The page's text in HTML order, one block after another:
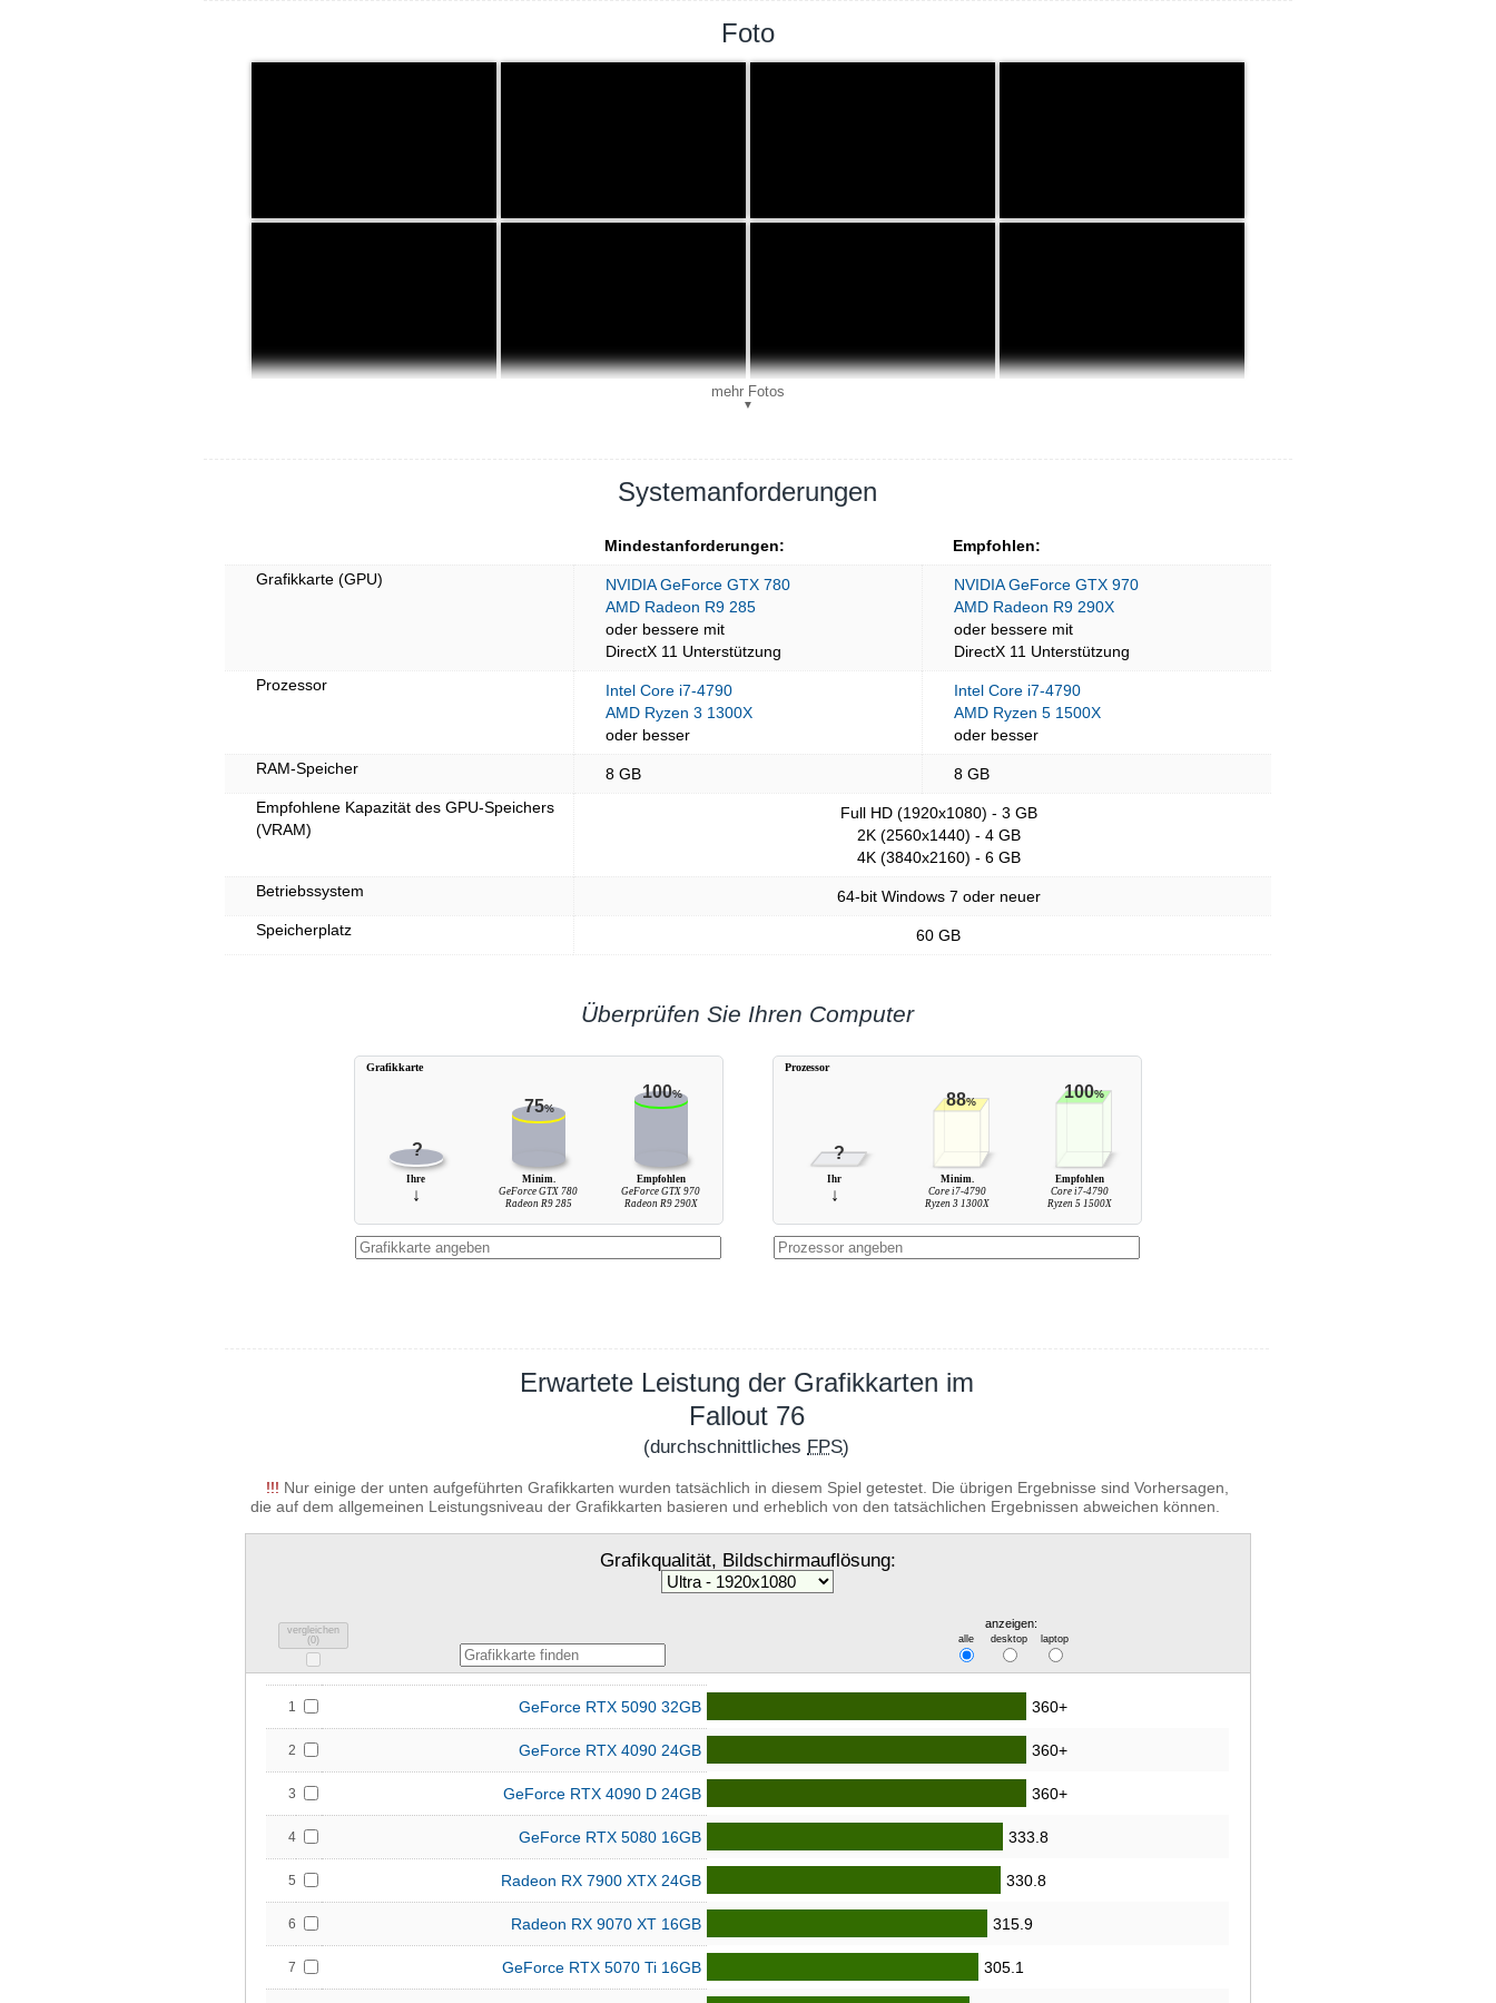
Foto
mehr Fotos
▼
Systemanforderungen
Mindestanforderungen:
Empfohlen:
Grafikkarte (GPU)
NVIDIA GeForce GTX 780
AMD Radeon R9 285
oder bessere mit
DirectX 11 Unterstützung
NVIDIA GeForce GTX 970
AMD Radeon R9 290X
oder bessere mit
DirectX 11 Unterstützung
Prozessor
Intel Core i7-4790
AMD Ryzen 3 1300X
oder besser
Intel Core i7-4790
AMD Ryzen 5 1500X
oder besser
RAM-Speicher
8 GB
8 GB
Empfohlene Kapazität des GPU-Speichers
(VRAM)
Full HD (1920x1080) - 3 GB
2K (2560x1440) - 4 GB
4K (3840x2160) - 6 GB
Betriebssystem
64-bit Windows 7 oder neuer
Speicherplatz
60 GB
Überprüfen Sie Ihren Computer
?
75%
100%
Ihre
↓
Minim.
GeForce GTX 780
Radeon R9 285
Empfohlen
GeForce GTX 970
Radeon R9 290X
Grafikkarte
?
88%
100%
Ihr
↓
Minim.
Core i7-4790
Ryzen 3 1300X
Empfohlen
Core i7-4790
Ryzen 5 1500X
Prozessor
Erwartete Leistung der Grafikkarten im
Fallout 76
(durchschnittliches FPS)
!!! Nur einige der unten aufgeführten Grafikkarten wurden tatsächlich in diesem Spiel getestet. Die übrigen Ergebnisse sind Vorhersagen,
die auf dem allgemeinen Leistungsniveau der Grafikkarten basieren und erheblich von den tatsächlichen Ergebnissen abweichen können.
Grafikqualität, Bildschirmauflösung:
vergleichen
(0)
anzeigen:
alle desktop laptop
1 GeForce RTX 5090 32GB 360+
2 GeForce RTX 4090 24GB 360+
3 GeForce RTX 4090 D 24GB 360+
4 GeForce RTX 5080 16GB 333.8
5 Radeon RX 7900 XTX 24GB 330.8
6 Radeon RX 9070 XT 16GB 315.9
7 GeForce RTX 5070 Ti 16GB 305.1